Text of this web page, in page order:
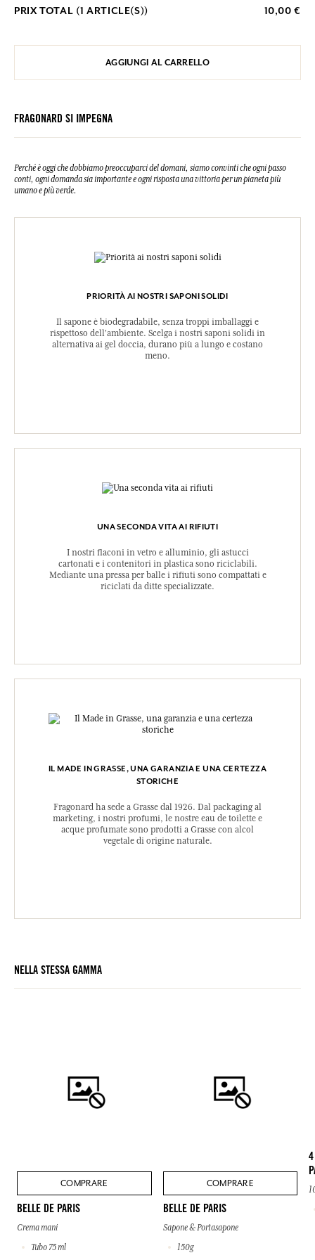
PRIX TOTAL (1 ARTICLE(S)) 10,00 €
AGGIUNGI AL CARRELLO
FRAGONARD SI IMPEGNA
Perché è oggi che dobbiamo preoccuparci del domani, siamo convinti che ogni passo
conti, ogni domanda sia importante e ogni risposta una vittoria per un pianeta più
umano e più verde.
PRIORITÀ AI NOSTRI SAPONI SOLIDI
Il sapone è biodegradabile, senza troppi imballaggi e
rispettoso dell'ambiente. Scelga i nostri saponi solidi in
alternativa ai gel doccia, durano più a lungo e costano
meno.
UNA SECONDA VITA AI RIFIUTI
I nostri flaconi in vetro e alluminio, gli astucci
cartonati e i contenitori in plastica sono riciclabili.
Mediante una pressa per balle i rifiuti sono compattati e
riciclati da ditte specializzate.
IL MADE IN GRASSE, UNA GARANZIA E UNA CERTEZZA
STORICHE
Fragonard ha sede a Grasse dal 1926. Dal packaging al
marketing, i nostri profumi, le nostre eau de toilette e
acque profumate sono prodotti a Grasse con alcol
vegetale di origine naturale.
NELLA STESSA GAMMA
COMPRARE
BELLE DE PARIS
Crema mani
Tubo 75 ml
COMPRARE
BELLE DE PARIS
Sapone & Portasapone
150g
4